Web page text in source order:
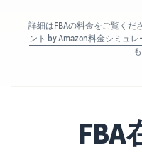
詳細はFBAの料金をご覧くだ
ント by Amazon料金シミュレ
FBA